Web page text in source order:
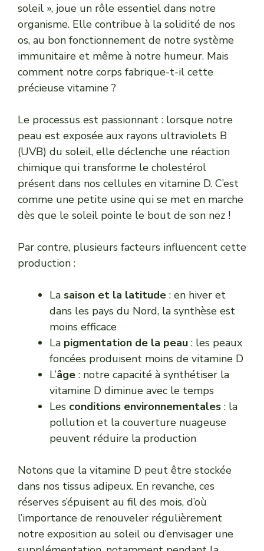
soleil », joue un rôle essentiel dans notre
organisme. Elle contribue à la solidité de nos
os, au bon fonctionnement de notre système
immunitaire et même à notre humeur. Mais
comment notre corps fabrique-t-il cette
précieuse vitamine ?
Le processus est passionnant : lorsque notre
peau est exposée aux rayons ultraviolets B
(UVB) du soleil, elle déclenche une réaction
chimique qui transforme le cholestérol
présent dans nos cellules en vitamine D. C’est
comme une petite usine qui se met en marche
dès que le soleil pointe le bout de son nez !
Par contre, plusieurs facteurs influencent cette
production :
La saison et la latitude : en hiver et
dans les pays du Nord, la synthèse est
moins efficace
La pigmentation de la peau : les peaux
foncées produisent moins de vitamine D
L’âge : notre capacité à synthétiser la
vitamine D diminue avec le temps
Les conditions environnementales : la
pollution et la couverture nuageuse
peuvent réduire la production
Notons que la vitamine D peut être stockée
dans nos tissus adipeux. En revanche, ces
réserves s’épuisent au fil des mois, d’où
l’importance de renouveler régulièrement
notre exposition au soleil ou d’envisager une